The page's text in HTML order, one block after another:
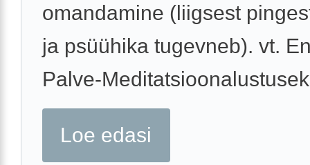
omandamine (liigsest
ja psüühika tugevneb). vt.
Palve-
Loe edasi